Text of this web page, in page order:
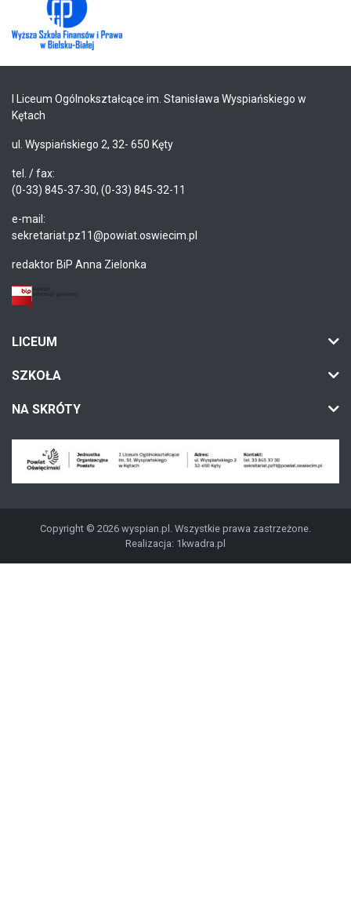
I Liceum Ogólnokształcące im. Stanisława Wyspiańskiego w
Kętach
ul. Wyspiańskiego 2, 32- 650 Kęty
tel. / fax:
(0-33) 845-37-30, (0-33) 845-32-11
e-mail:
sekretariat.pz11@powiat.oswiecim.pl
redaktor BiP Anna Zielonka
LICEUM
SZKOŁA
NA SKRÓTY
Copyright © 2026 wyspian.pl. Wszystkie prawa zastrzeżone.
Realizacja: 1kwadra.pl